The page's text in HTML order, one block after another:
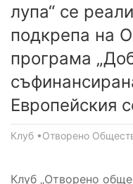
лупа“ се
подкрепа на
програма
Европейския
Клуб •Отворено
Клуб „Отворено